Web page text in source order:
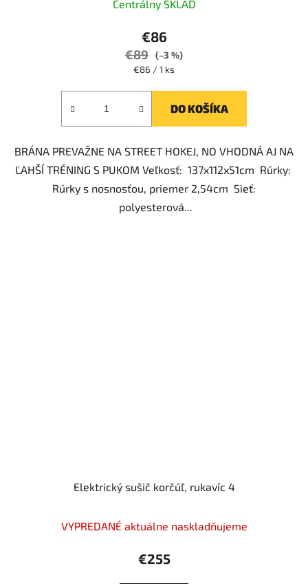
hodnotenie
produktu
je
5,0
Centrálny SKLAD
€86
€89
(–3 %)
Jednotková
€86 / 1 ks
DO KOŠÍKA
BRÁNA PREVAŽNE NA STREET HOKEJ, NO VHODNÁ AJ NA
ĽAHŠÍ TRÉNING S PUKOM Veľkosť: 137x112x51cm Rúrky:
Rúrky s nosnosťou, priemer 2,54cm Sieť:
polyesterová...
Elektrický sušič korčúľ, rukavíc 4
VYPREDANÉ aktuálne naskladňujeme
€255